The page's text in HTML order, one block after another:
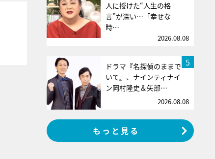
人に授けた“人生の格
言”が深い…「幸せな
時…
2026.08.08
5
ドラマ『名探偵のままで
いて』、ナインティナイ
ン岡村隆史＆矢部…
2026.08.08
もっと見る